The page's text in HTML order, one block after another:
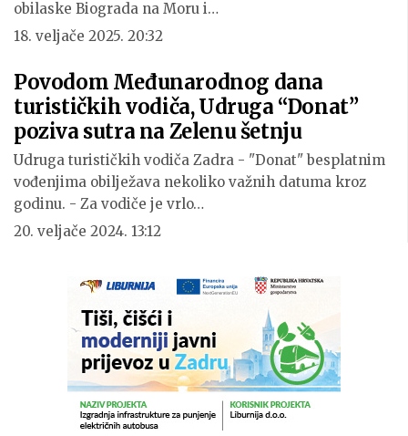
obilaske Biograda na Moru i…
18. veljače 2025. 20:32
Povodom Međunarodnog dana
turističkih vodiča, Udruga “Donat”
poziva sutra na Zelenu šetnju
Udruga turističkih vodiča Zadra - "Donat" besplatnim
vođenjima obilježava nekoliko važnih datuma kroz
godinu. - Za vodiče je vrlo…
20. veljače 2024. 13:12